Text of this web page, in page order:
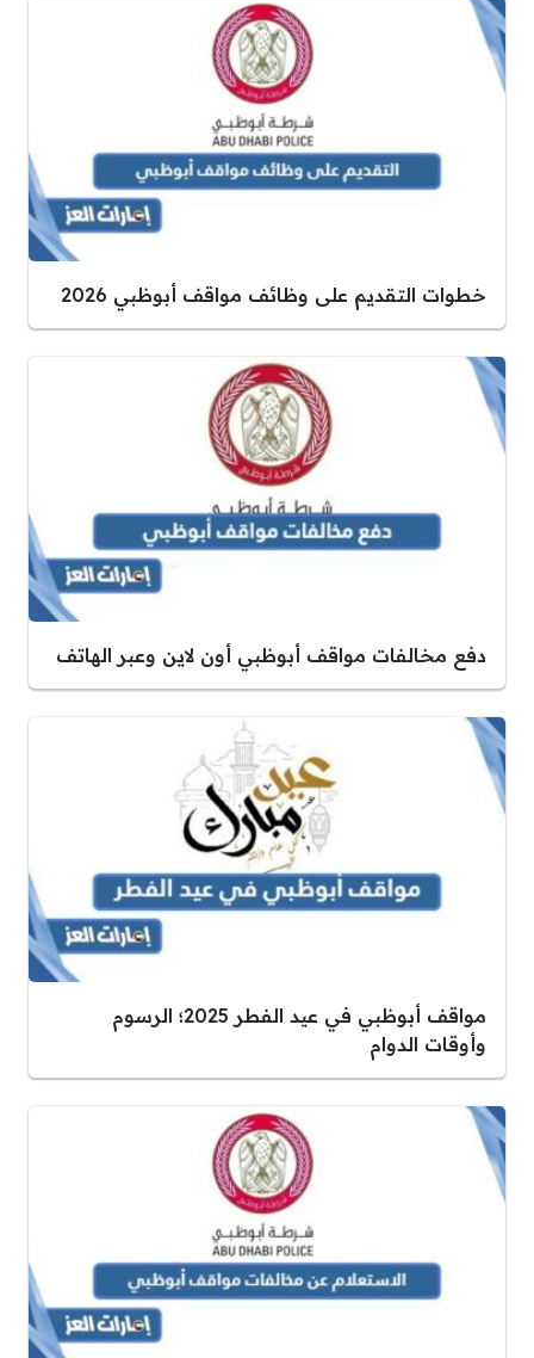
خطوات التقديم على وظائف مواقف أبوظبي 2026
دفع مخالفات مواقف أبوظبي أون لاين وعبر الهاتف
مواقف أبوظبي في عيد الفطر 2025؛ الرسوم
وأوقات الدوام